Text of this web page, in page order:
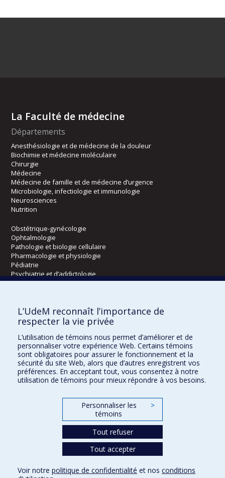
La Faculté de médecine
Départements
Anesthésiologie et de médecine de la douleur
Biochimie et médecine moléculaire
Chirurgie
Médecine
Médecine de famille et de médecine d’urgence
Microbiologie, infectiologie et immunologie
Neurosciences
Nutrition
Obstétrique-gynécologie
Ophtalmologie
Pathologie et biologie cellulaire
Pharmacologie et physiologie
Pédiatrie
Psychiatrie et d’addictologie
Radiologie, radio-oncologie et médecine nucléaire
Écoles
Orthophonie et audiologie
Réadaptation
Directions
Confidentialité Conditions d’utilisation Paramètres des témoins
L’UdeM reconnaît l’importance de
respecter la vie privée
L’utilisation de témoins nous permet d’améliorer et de
personnaliser votre expérience Web. Certains témoins
sont obligatoires pour assurer le fonctionnement et la
sécurité du site Web, alors que d’autres enregistrent vos
préférences. En acceptant tout, vous consentez à notre
utilisation de témoins pour mieux répondre à vos besoins.
Personnaliser les
témoins
>
Tout refuser
Tout accepter
Voir notre politique de confidentialité et nos conditions